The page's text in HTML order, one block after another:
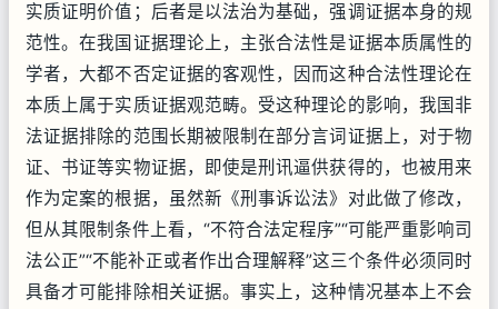
实质证明价值；后者是以法治为基础，强调证据本身的规
范性。在我国证据理论上，主张合法性是证据本质属性的
学者，大都不否定证据的客观性，因而这种合法性理论在
本质上属于实质证据观范畴。受这种理论的影响，我国非
法证据排除的范围长期被限制在部分言词证据上，对于物
证、书证等实物证据，即使是刑讯逼供获得的，也被用来
作为定案的根据，虽然新《刑事诉讼法》对此做了修改，
但从其限制条件上看，“不符合法定程序”“可能严重影响司
法公正”“不能补正或者作出合理解释”这三个条件必须同时
具备才可能排除相关证据。事实上，这种情况基本上不会